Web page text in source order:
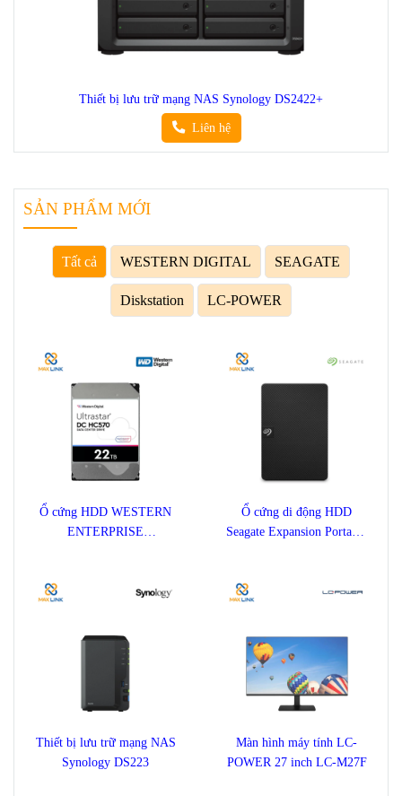
Thiết bị lưu trữ mạng NAS Synology DS2422+
Liên hệ
SẢN PHẨM MỚI
Tất cả WESTERN DIGITAL SEAGATE
Diskstation LC-POWER
Ổ cứng HDD WESTERN
ENTERPRISE
Ổ cứng di động HDD
Seagate Expansion Portable
Thiết bị lưu trữ mạng NAS
Synology DS223
Màn hình máy tính LC-
POWER 27 inch LC-M27F